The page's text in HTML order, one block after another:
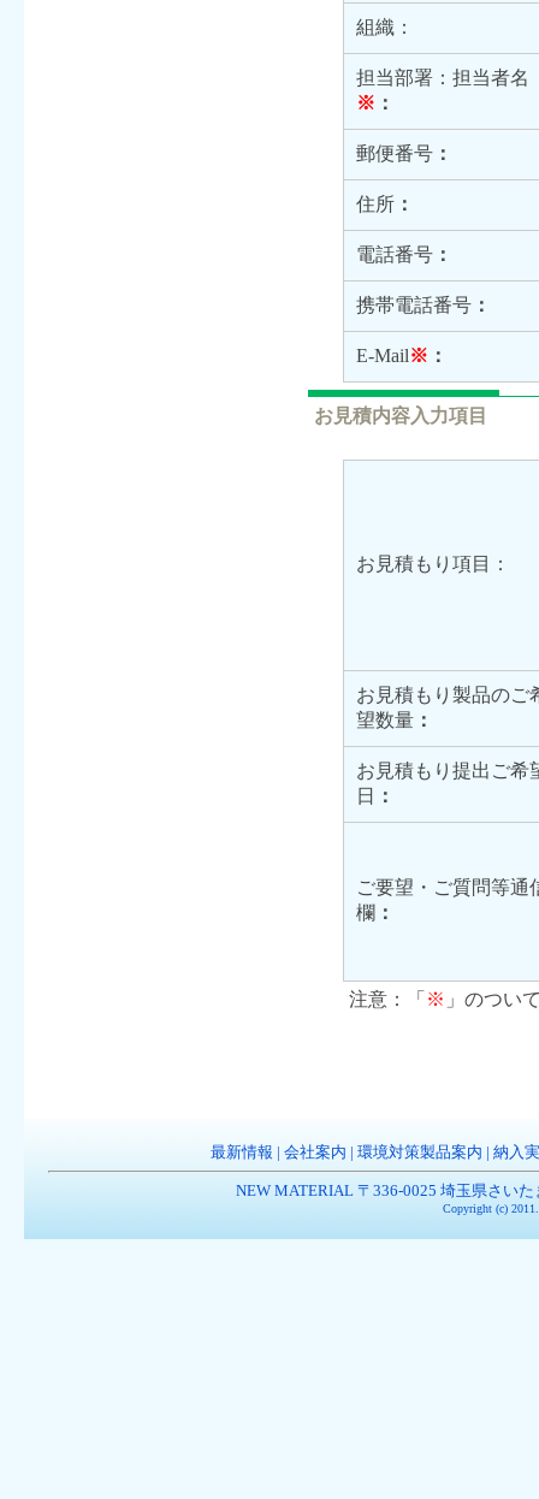
組織：
担当部署：担当者名
※ ：
郵便番号：
住所：
電話番号：
携帯電話番号：
E-Mail※ ：
お見積内容入力項目
お見積もり項目：
お見積もり製品のご
望数量：
お見積もり提出ご希
日
：
ご要望・ご質問等通
欄 ：
注意：「 ※ 」のつい
最新情報 会社案内 環境対策製品案内 納入
NEW MATERIAL 〒336-0025 埼玉県さい
Copyright (c)